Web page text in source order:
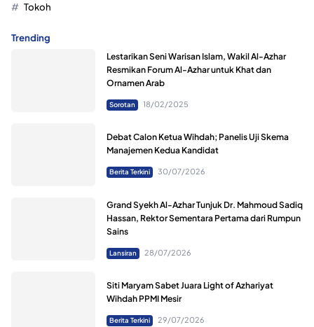
Tokoh
Trending
Lestarikan Seni Warisan Islam, Wakil Al-Azhar
Resmikan Forum Al-Azhar untuk Khat dan
Ornamen Arab
Sorotan 18/02/2025
Debat Calon Ketua Wihdah; Panelis Uji Skema
Manajemen Kedua Kandidat
Berita Terkini 30/07/2026
Grand Syekh Al-Azhar Tunjuk Dr. Mahmoud Sadiq
Hassan, Rektor Sementara Pertama dari Rumpun
Sains
Lansiran 28/07/2026
Siti Maryam Sabet Juara Light of Azhariyat
Wihdah PPMI Mesir
Berita Terkini 29/07/2026